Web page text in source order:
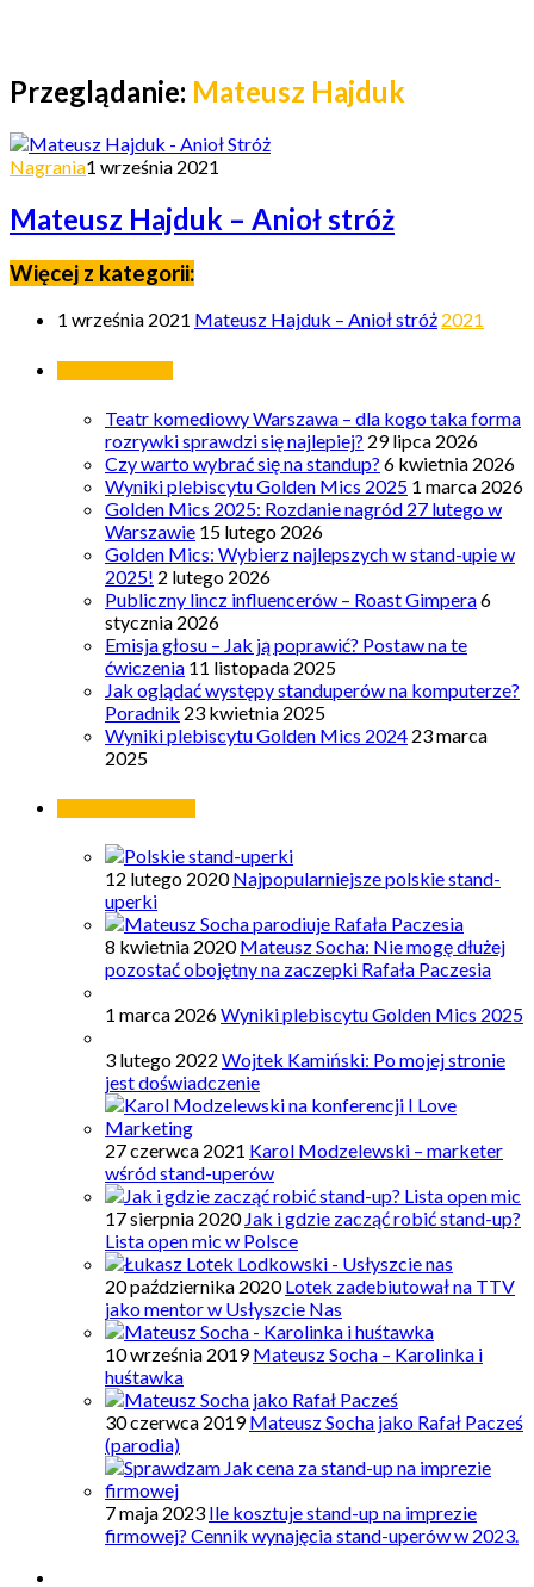
Przeglądanie: Mateusz Hajduk
Nagrania1 września 2021
Mateusz Hajduk – Anioł stróż
Więcej z kategorii:
1 września 2021 Mateusz Hajduk – Anioł stróż 2021
Teatr komediowy Warszawa – dla kogo taka forma
rozrywki sprawdzi się najlepiej? 29 lipca 2026
Czy warto wybrać się na standup? 6 kwietnia 2026
Wyniki plebiscytu Golden Mics 2025 1 marca 2026
Golden Mics 2025: Rozdanie nagród 27 lutego w
Warszawie 15 lutego 2026
Golden Mics: Wybierz najlepszych w stand-upie w
2025! 2 lutego 2026
Publiczny lincz influencerów – Roast Gimpera6
stycznia 2026
Emisja głosu – Jak ją poprawić? Postaw na te
ćwiczenia 11 listopada 2025
Jak oglądać występy standuperów na komputerze?
Poradnik 23 kwietnia 2025
Wyniki plebiscytu Golden Mics 2024 23 marca
2025
12 lutego 2020 Najpopularniejsze polskie stand-
uperki
8 kwietnia 2020 Mateusz Socha: Nie mogę dłużej
pozostać obojętny na zaczepki Rafała Paczesia
1 marca 2026Wyniki plebiscytu Golden Mics 2025
3 lutego 2022 Wojtek Kamiński: Po mojej stronie
jest doświadczenie
27 czerwca 2021 Karol Modzelewski – marketer
wśród stand-uperów
17 sierpnia 2020 Jak i gdzie zacząć robić stand-up?
Lista open mic w Polsce
20 października 2020 Lotek zadebiutował na TTV
jako mentor w Usłyszcie Nas
10 września 2019 Mateusz Socha – Karolinka i
huśtawka
30 czerwca 2019 Mateusz Socha jako Rafał Pacześ
(parodia)
7 maja 2023 Ile kosztuje stand-up na imprezie
firmowej? Cennik wynajęcia stand-uperów w 2023.